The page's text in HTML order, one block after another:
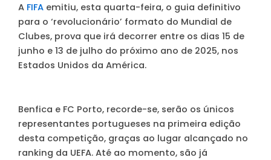
A FIFA emitiu, esta quarta-feira, o guia definitivo
para o ‘revolucionário’ formato do Mundial de
Clubes, prova que irá decorrer entre os dias 15 de
junho e 13 de julho do próximo ano de 2025, nos
Estados Unidos da América.
Benfica e FC Porto, recorde-se, serão os únicos
representantes portugueses na primeira edição
desta competição, graças ao lugar alcançado no
ranking da UEFA. Até ao momento, são já